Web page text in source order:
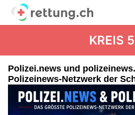
KREIS 5
Polizei.news und
Polizeinews-Netzwerk der